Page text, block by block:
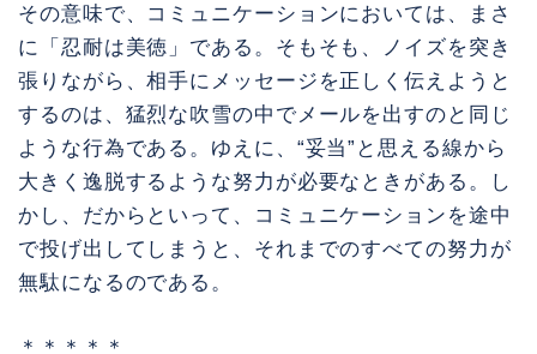
その意味で、コミュニケーションにおいては、まさ
に「忍耐は美徳」である。そもそも、ノイズを突き
張りながら、相手にメッセージを正しく伝えようと
するのは、猛烈な吹雪の中でメールを出すのと同じ
ような行為である。ゆえに、“妥当”と思える線から
大きく逸脱するような努力が必要なときがある。し
かし、だからといって、コミュニケーションを途中
で投げ出してしまうと、それまでのすべての努力が
無駄になるのである。
＊＊＊＊＊